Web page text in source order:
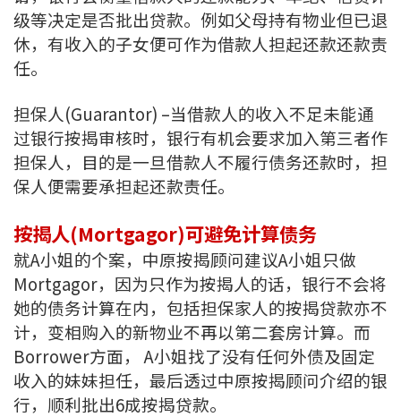
级等决定是否批出贷款。例如父母持有物业但已退
休，有收入的子女便可作为借款人担起还款还款责
任。
担保人(Guarantor) –当借款人的收入不足未能通
过银行按揭审核时，银行有机会要求加入第三者作
担保人，目的是一旦借款人不履行债务还款时，担
保人便需要承担起还款责任。
按揭人(Mortgagor)可避免计算债务
就A小姐的个案，中原按揭顾问建议A小姐只做
Mortgagor，因为只作为按揭人的话，银行不会将
她的债务计算在内，包括担保家人的按揭贷款亦不
计，变相购入的新物业不再以第二套房计算。而
Borrower方面， A小姐找了没有任何外债及固定
收入的妹妹担任，最后透过中原按揭顾问介绍的银
行，顺利批出6成按揭贷款。